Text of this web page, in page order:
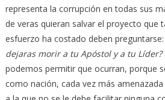
representa la corrupción en todas sus
de veras quieran salvar el proyecto que
esfuerzo ha costado deben preguntarse:
dejaras morir a tu Apóstol y a tu Líder?
podemos permitir que ocurran, porque
como nación, cada vez más